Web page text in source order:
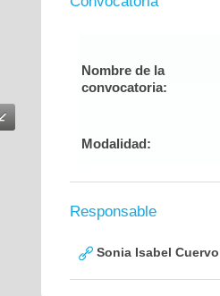
Nombre de la
convocatoria:
Modalidad:
Responsable
Sonia Isabel